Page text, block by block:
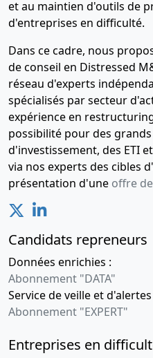
et au maintien d'outils de
d'entreprises en difficulté.
Dans ce cadre, nous
de conseil en Distressed
réseau d'experts
spécialisés par secteur
expérience en
possibilité pour des
d'investissement, des ETI
via nos experts des cibles
présentation d'une offre
Candidats repreneurs
Données enrichies :
Abonnement "DATA"
Service de veille et d'alertes
Abonnement "EXPERT"
Entreprises en